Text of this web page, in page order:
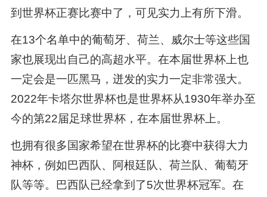
到世界杯正赛比赛中了，可见实力上有所下滑。
在13个名单中的葡萄牙、荷兰、威尔士等这些国
家也展现出自己的高超水平。在本届世界杯上也
一定会是一匹黑马，迸发的实力一定非常强大。
2022年卡塔尔世界杯也是世界杯从1930年举办至
今的第22届足球世界杯，在本届世界杯上。
也拥有很多国家希望在世界杯的比赛中获得大力
神杯，例如巴西队、阿根廷队、荷兰队、葡萄牙
队等等。巴西队已经拿到了5次世界杯冠军。在